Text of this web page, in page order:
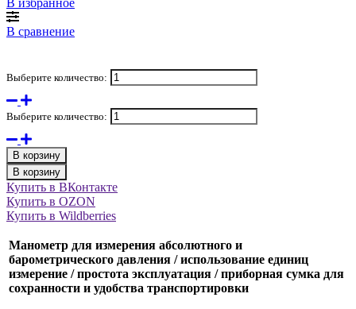
В избранное
В сравнение
Выберите количество:
Выберите количество:
В корзину
В корзину
Купить в ВКонтакте
Купить в OZON
Купить в Wildberries
Манометр для измерения абсолютного и
барометрического давления / использование единиц
измерение / простота эксплуатация / приборная сумка для
сохранности и удобства транспортировки